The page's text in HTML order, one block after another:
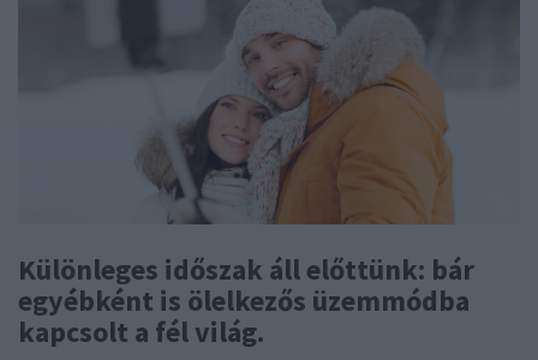
Különleges időszak áll előttünk: bár
egyébként is ölelkezős üzemmódba
kapcsolt a fél világ.